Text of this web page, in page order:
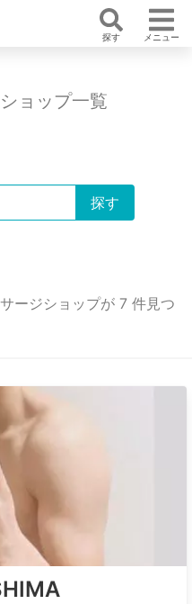
探す メニュー
ョップ一覧
ージショップが 7 件見つ